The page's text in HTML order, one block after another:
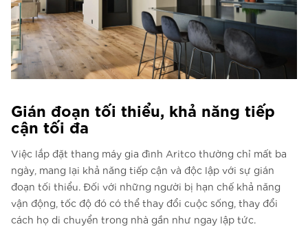
Gián đoạn tối thiểu, khả năng tiếp
cận tối đa
Việc lắp đặt thang máy gia đình Aritco thường chỉ mất ba
ngày, mang lại khả năng tiếp cận và độc lập với sự gián
đoạn tối thiểu. Đối với những người bị hạn chế khả năng
vận động, tốc độ đó có thể thay đổi cuộc sống, thay đổi
cách họ di chuyển trong nhà gần như ngay lập tức.